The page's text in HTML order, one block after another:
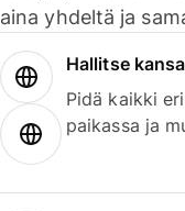
aina yhdeltä ja
Hallitse
Pidä kaikki
paikassa ja